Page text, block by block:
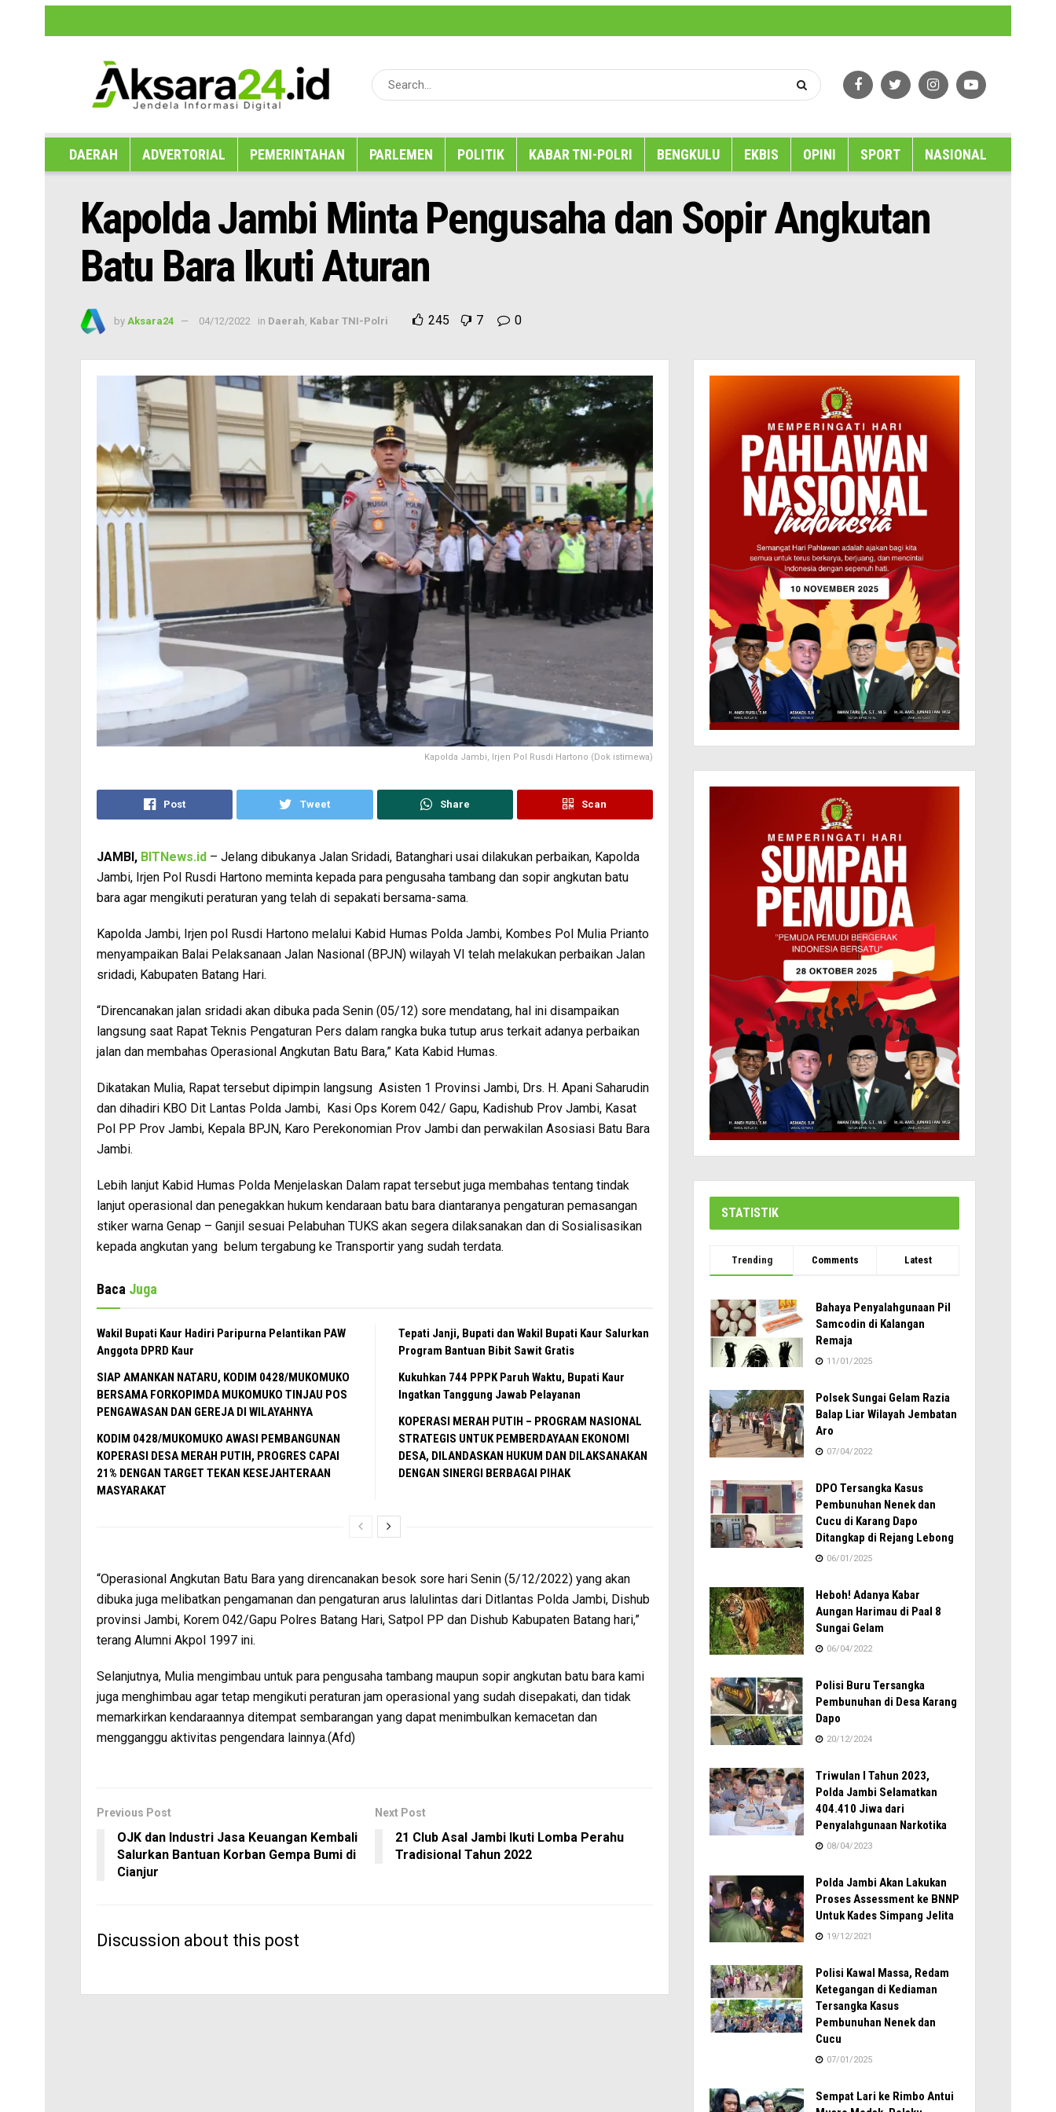
DAERAH ADVERTORIAL PEMERINTAHAN PARLEMEN POLITIK KABAR TNI-POLRI BENGKULU EKBIS OPINI SPORT NASIONAL
Kapolda Jambi Minta Pengusaha dan Sopir Angkutan
Batu Bara Ikuti Aturan
by Aksara24 04/12/2022 in Daerah, Kabar TNI-Polri 245 7 0
Kapolda Jambi, Irjen Pol Rusdi Hartono (Dok istimewa)
Post Tweet Share Scan
JAMBI, BITNews.id – Jelang dibukanya Jalan Sridadi, Batanghari usai dilakukan perbaikan, Kapolda
Jambi, Irjen Pol Rusdi Hartono meminta kepada para pengusaha tambang dan sopir angkutan batu
bara agar mengikuti peraturan yang telah di sepakati bersama-sama.
Kapolda Jambi, Irjen pol Rusdi Hartono melalui Kabid Humas Polda Jambi, Kombes Pol Mulia Prianto
menyampaikan Balai Pelaksanaan Jalan Nasional (BPJN) wilayah VI telah melakukan perbaikan Jalan
sridadi, Kabupaten Batang Hari.
“Direncanakan jalan sridadi akan dibuka pada Senin (05/12) sore mendatang, hal ini disampaikan
langsung saat Rapat Teknis Pengaturan Pers dalam rangka buka tutup arus terkait adanya perbaikan
jalan dan membahas Operasional Angkutan Batu Bara,” Kata Kabid Humas.
Dikatakan Mulia, Rapat tersebut dipimpin langsung Asisten 1 Provinsi Jambi, Drs. H. Apani Saharudin
dan dihadiri KBO Dit Lantas Polda Jambi, Kasi Ops Korem 042/ Gapu, Kadishub Prov Jambi, Kasat
Pol PP Prov Jambi, Kepala BPJN, Karo Perekonomian Prov Jambi dan perwakilan Asosiasi Batu Bara
Jambi.
Lebih lanjut Kabid Humas Polda Menjelaskan Dalam rapat tersebut juga membahas tentang tindak
lanjut operasional dan penegakkan hukum kendaraan batu bara diantaranya pengaturan pemasangan
stiker warna Genap – Ganjil sesuai Pelabuhan TUKS akan segera dilaksanakan dan di Sosialisasikan
kepada angkutan yang belum tergabung ke Transportir yang sudah terdata.
Baca Juga
Wakil Bupati Kaur Hadiri Paripurna Pelantikan PAW
Anggota DPRD Kaur
SIAP AMANKAN NATARU, KODIM 0428/MUKOMUKO
BERSAMA FORKOPIMDA MUKOMUKO TINJAU POS
PENGAWASAN DAN GEREJA DI WILAYAHNYA
KODIM 0428/MUKOMUKO AWASI PEMBANGUNAN
KOPERASI DESA MERAH PUTIH, PROGRES CAPAI
21% DENGAN TARGET TEKAN KESEJAHTERAAN
MASYARAKAT
Tepati Janji, Bupati dan Wakil Bupati Kaur Salurkan
Program Bantuan Bibit Sawit Gratis
Kukuhkan 744 PPPK Paruh Waktu, Bupati Kaur
Ingatkan Tanggung Jawab Pelayanan
KOPERASI MERAH PUTIH – PROGRAM NASIONAL
STRATEGIS UNTUK PEMBERDAYAAN EKONOMI
DESA, DILANDASKAN HUKUM DAN DILAKSANAKAN
DENGAN SINERGI BERBAGAI PIHAK
“Operasional Angkutan Batu Bara yang direncanakan besok sore hari Senin (5/12/2022) yang akan
dibuka juga melibatkan pengamanan dan pengaturan arus lalulintas dari Ditlantas Polda Jambi, Dishub
provinsi Jambi, Korem 042/Gapu Polres Batang Hari, Satpol PP dan Dishub Kabupaten Batang hari,”
terang Alumni Akpol 1997 ini.
Selanjutnya, Mulia mengimbau untuk para pengusaha tambang maupun sopir angkutan batu bara kami
juga menghimbau agar tetap mengikuti peraturan jam operasional yang sudah disepakati, dan tidak
memarkirkan kendaraannya ditempat sembarangan yang dapat menimbulkan kemacetan dan
mengganggu aktivitas pengendara lainnya.(Afd)
Previous Post
OJK dan Industri Jasa Keuangan Kembali
Salurkan Bantuan Korban Gempa Bumi di
Cianjur
Next Post
21 Club Asal Jambi Ikuti Lomba Perahu
Tradisional Tahun 2022
Discussion about this post
STATISTIK
Trending Comments Latest
Bahaya Penyalahgunaan Pil
Samcodin di Kalangan
Remaja
11/01/2025
Polsek Sungai Gelam Razia
Balap Liar Wilayah Jembatan
Aro
07/04/2022
DPO Tersangka Kasus
Pembunuhan Nenek dan
Cucu di Karang Dapo
Ditangkap di Rejang Lebong
06/01/2025
Heboh! Adanya Kabar
Aungan Harimau di Paal 8
Sungai Gelam
06/04/2022
Polisi Buru Tersangka
Pembunuhan di Desa Karang
Dapo
20/12/2024
Triwulan I Tahun 2023,
Polda Jambi Selamatkan
404.410 Jiwa dari
Penyalahgunaan Narkotika
08/04/2023
Polda Jambi Akan Lakukan
Proses Assessment ke BNNP
Untuk Kades Simpang Jelita
19/12/2021
Polisi Kawal Massa, Redam
Ketegangan di Kediaman
Tersangka Kasus
Pembunuhan Nenek dan
Cucu
07/01/2025
Sempat Lari ke Rimbo Antui